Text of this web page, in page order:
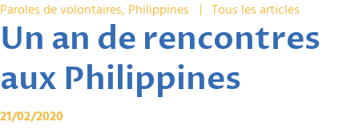
Paroles de volontaires, Philippines Tous les articles
Un an de rencontres
aux Philippines
21/02/2020